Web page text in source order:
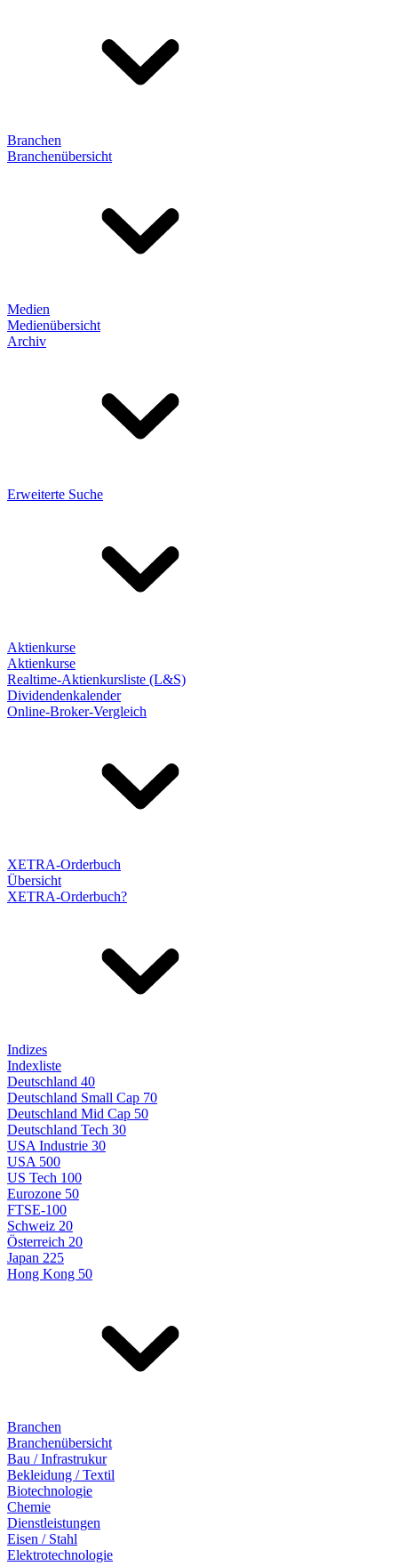
Branchen
Branchenübersicht
Medien
Medienübersicht
Archiv
Erweiterte Suche
Aktienkurse
Aktienkurse
Realtime-Aktienkursliste (L&S)
Dividendenkalender
Online-Broker-Vergleich
XETRA-Orderbuch
Übersicht
XETRA-Orderbuch?
Indizes
Indexliste
Deutschland 40
Deutschland Small Cap 70
Deutschland Mid Cap 50
Deutschland Tech 30
USA Industrie 30
USA 500
US Tech 100
Eurozone 50
FTSE-100
Schweiz 20
Österreich 20
Japan 225
Hong Kong 50
Branchen
Branchenübersicht
Bau / Infrastrukur
Bekleidung / Textil
Biotechnologie
Chemie
Dienstleistungen
Eisen / Stahl
Elektrotechnologie